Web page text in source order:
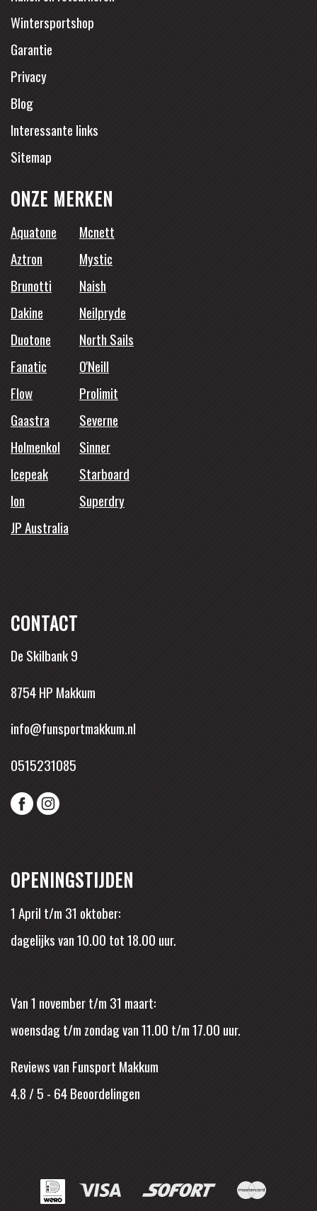
Wintersportshop
Garantie
Privacy
Blog
Interessante links
Sitemap
ONZE MERKEN
Aquatone
Mcnett
Aztron
Mystic
Brunotti
Naish
Dakine
Neilpryde
Duotone
North Sails
Fanatic
O'Neill
Flow
Prolimit
Gaastra
Severne
Holmenkol
Sinner
Icepeak
Starboard
Ion
Superdry
JP Australia
CONTACT
De Skilbank 9
8754 HP Makkum
info@funsportmakkum.nl
0515231085
OPENINGSTIJDEN
1 April t/m 31 oktober:
dagelijks van 10.00 tot 18.00 uur.
Van 1 november t/m 31 maart:
woensdag t/m zondag van 11.00 t/m 17.00 uur.
Reviews van Funsport Makkum
4.8 / 5 - 64Beoordelingen